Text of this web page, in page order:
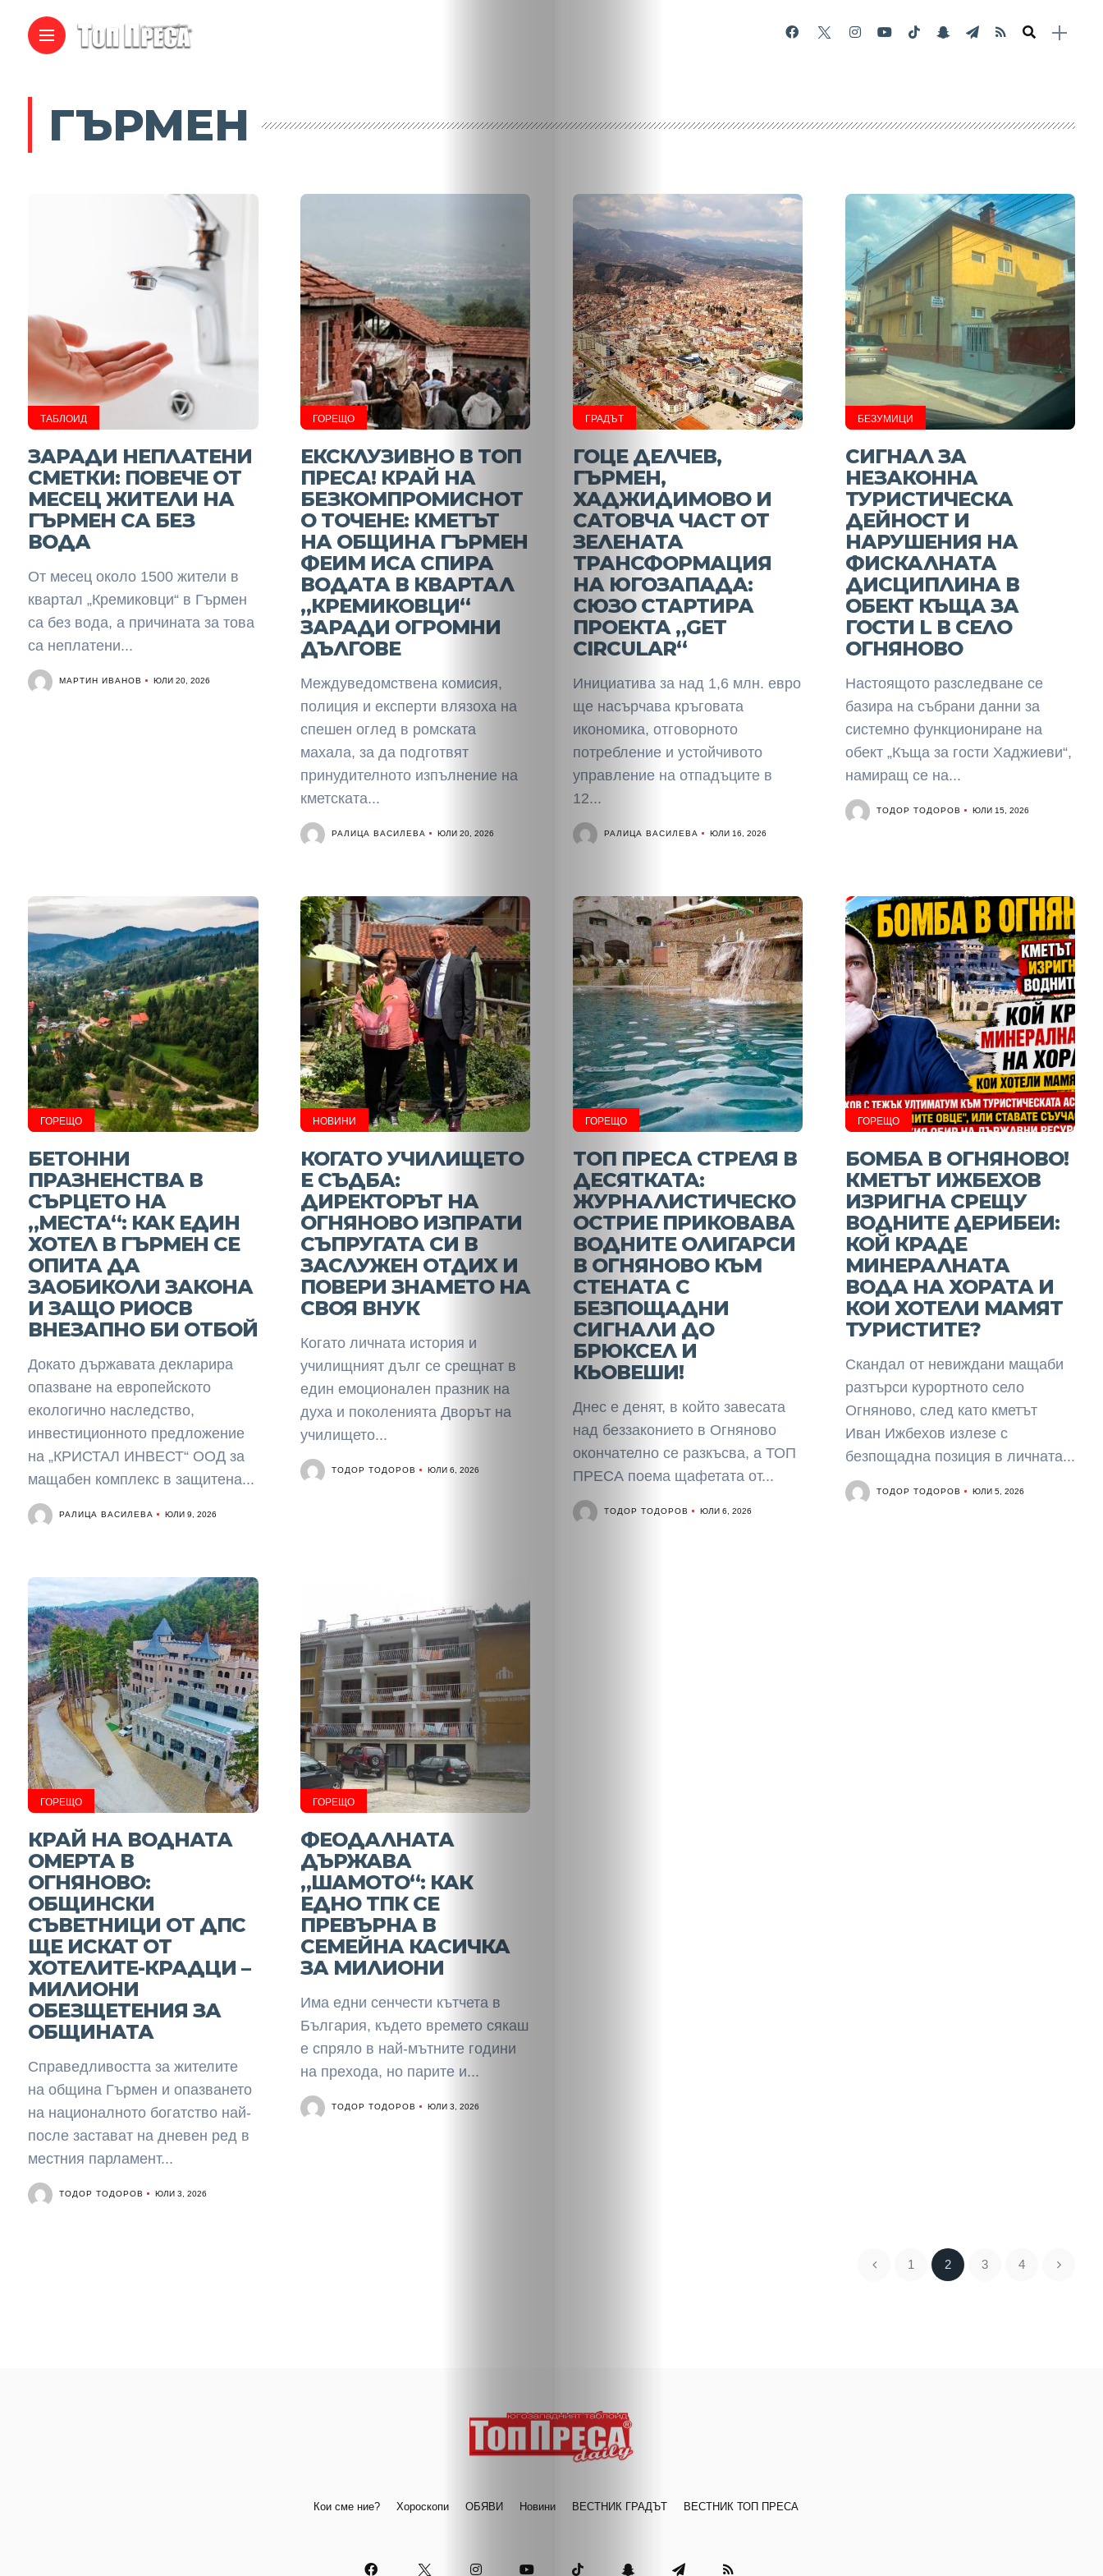
НАЧАЛО
Политика
Разследване
Спорт
Скандали
Култура
Светско
Крими
Малки
ГЪРМЕН
ТАБЛОИД
ЗАРАДИ НЕПЛАТЕНИ
СМЕТКИ: ПОВЕЧЕ ОТ
МЕСЕЦ ЖИТЕЛИ НА
ГЪРМЕН СА БЕЗ
ВОДА
От месец около 1500 жители в
квартал „Кремиковци“ в Гърмен
са без вода, а причината за това
са неплатени...
МАРТИН ИВАНОВ ЮЛИ 20, 2026
ГОРЕЩО
ЕКСКЛУЗИВНО В ТОП
ПРЕСА! КРАЙ НА
БЕЗКОМПРОМИСНОТ
О ТОЧЕНЕ: КМЕТЪТ
НА ОБЩИНА ГЪРМЕН
ФЕИМ ИСА СПИРА
ВОДАТА В КВАРТАЛ
„КРЕМИКОВЦИ“
ЗАРАДИ ОГРОМНИ
ДЪЛГОВЕ
Междуведомствена комисия,
полиция и експерти влязоха на
спешен оглед в ромската
махала, за да подготвят
принудителното изпълнение на
кметската...
РАЛИЦА ВАСИЛЕВА ЮЛИ 20, 2026
ГРАДЪТ
ГОЦЕ ДЕЛЧЕВ,
ГЪРМЕН,
ХАДЖИДИМОВО И
САТОВЧА ЧАСТ ОТ
ЗЕЛЕНАТА
ТРАНСФОРМАЦИЯ
НА ЮГОЗАПАДА:
СЮЗО СТАРТИРА
ПРОЕКТА „GET
CIRCULAR“
Инициатива за над 1,6 млн. евро
ще насърчава кръговата
икономика, отговорното
потребление и устойчивото
управление на отпадъците в
12...
РАЛИЦА ВАСИЛЕВА ЮЛИ 16, 2026
БЕЗУМИЦИ
СИГНАЛ ЗА
НЕЗАКОННА
ТУРИСТИЧЕСКА
ДЕЙНОСТ И
НАРУШЕНИЯ НА
ФИСКАЛНАТА
ДИСЦИПЛИНА В
ОБЕКТ КЪЩА ЗА
ГОСТИ L В СЕЛО
ОГНЯНОВО
Настоящото разследване се
базира на събрани данни за
системно функциониране на
обект „Къща за гости Хаджиеви“,
намиращ се на...
ТОДОР ТОДОРОВ ЮЛИ 15, 2026
ГОРЕЩО
БЕТОННИ
ПРАЗНЕНСТВА В
СЪРЦЕТО НА
„МЕСТА“: КАК ЕДИН
ХОТЕЛ В ГЪРМЕН СЕ
ОПИТА ДА
ЗАОБИКОЛИ ЗАКОНА
И ЗАЩО РИОСВ
ВНЕЗАПНО БИ ОТБОЙ
Докато държавата декларира
опазване на европейското
екологично наследство,
инвестиционното предложение
на „КРИСТАЛ ИНВЕСТ“ ООД за
мащабен комплекс в защитена...
РАЛИЦА ВАСИЛЕВА ЮЛИ 9, 2026
НОВИНИ
КОГАТО УЧИЛИЩЕТО
Е СЪДБА:
ДИРЕКТОРЪТ НА
ОГНЯНОВО ИЗПРАТИ
СЪПРУГАТА СИ В
ЗАСЛУЖЕН ОТДИХ И
ПОВЕРИ ЗНАМЕТО НА
СВОЯ ВНУК
Когато личната история и
училищният дълг се срещнат в
един емоционален празник на
духа и поколенията Дворът на
училището...
ТОДОР ТОДОРОВ ЮЛИ 6, 2026
ГОРЕЩО
ТОП ПРЕСА СТРЕЛЯ В
ДЕСЯТКАТА:
ЖУРНАЛИСТИЧЕСКО
ОСТРИЕ ПРИКОВАВА
ВОДНИТЕ ОЛИГАРСИ
В ОГНЯНОВО КЪМ
СТЕНАТА С
БЕЗПОЩАДНИ
СИГНАЛИ ДО
БРЮКСЕЛ И
КЬОВЕШИ!
Днес е денят, в който завесата
над беззаконието в Огняново
окончателно се разкъсва, а ТОП
ПРЕСА поема щафетата от...
ТОДОР ТОДОРОВ ЮЛИ 6, 2026
ГОРЕЩО
БОМБА В ОГНЯНОВО!
КМЕТЪТ ИЖБЕХОВ
ИЗРИГНА СРЕЩУ
ВОДНИТЕ ДЕРИБЕИ:
КОЙ КРАДЕ
МИНЕРАЛНАТА
ВОДА НА ХОРАТА И
КОИ ХОТЕЛИ МАМЯТ
ТУРИСТИТЕ?
Скандал от невиждани мащаби
разтърси курортното село
Огняново, след като кметът
Иван Ижбехов излезе с
безпощадна позиция в личната...
ТОДОР ТОДОРОВ ЮЛИ 5, 2026
ГОРЕЩО
КРАЙ НА ВОДНАТА
ОМЕРТА В
ОГНЯНОВО:
ОБЩИНСКИ
СЪВЕТНИЦИ ОТ ДПС
ЩЕ ИСКАТ ОТ
ХОТЕЛИТЕ-КРАДЦИ –
МИЛИОНИ
ОБЕЗЩЕТЕНИЯ ЗА
ОБЩИНАТА
Справедливостта за жителите
на община Гърмен и опазването
на националното богатство най-
после застават на дневен ред в
местния парламент...
ТОДОР ТОДОРОВ ЮЛИ 3, 2026
ГОРЕЩО
ФЕОДАЛНАТА
ДЪРЖАВА
„ШАМОТО“: КАК
ЕДНО ТПК СЕ
ПРЕВЪРНА В
СЕМЕЙНА КАСИЧКА
ЗА МИЛИОНИ
Има едни сенчести кътчета в
България, където времето сякаш
е спряло в най-мътните години
на прехода, но парите и...
ТОДОР ТОДОРОВ ЮЛИ 3, 2026
1 2 3 4
Кои сме ние? Хороскопи ОБЯВИ Новини ВЕСТНИК ГРАДЪТ ВЕСТНИК ТОП ПРЕСА